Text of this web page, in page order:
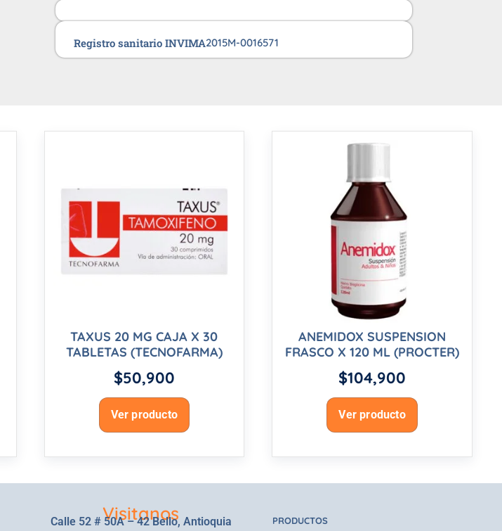
Registro sanitario INVIMA2015M-0016571
TAXUS 20 MG CAJA X 30
TABLETAS (TECNOFARMA)
$50,900
Ver producto
ANEMIDOX SUSPENSION
FRASCO X 120 ML (PROCTER)
$104,900
Ver producto
Visitanos
Calle 52 # 50A – 42 Bello, Antioquia
PRODUCTOS